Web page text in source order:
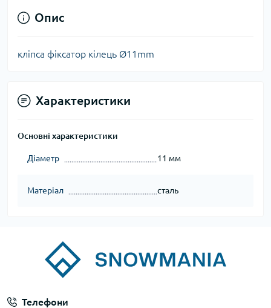
Опис
кліпса фіксатор кілець Ø11mm
Характеристики
Основні характеристики
Діаметр 11 мм
Матеріал сталь
Телефони